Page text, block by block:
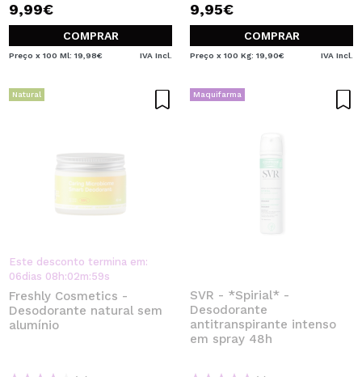
9,99€
COMPRAR
Preço x 100 Ml: 19,98€ IVA Incl.
9,95€
COMPRAR
Preço x 100 Kg: 19,90€ IVA Incl.
Natural
Este desconto termina em:
06dias 08 h:02m:59s
Freshly Cosmetics -
Desodorante natural sem
alumínio
Maquifarma
SVR - *Spirial* -
Desodorante
antitranspirante intenso
em spray 48h